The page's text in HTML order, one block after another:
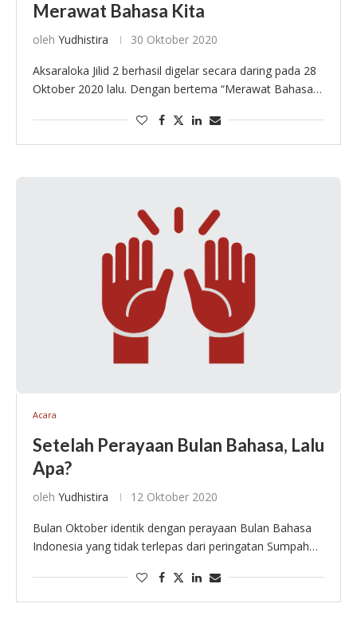
Merawat Bahasa Kita
oleh Yudhistira 30 Oktober 2020
Aksaraloka Jilid 2 berhasil digelar secara daring pada 28
Oktober 2020 lalu. Dengan bertema “Merawat Bahasa
Gelar Puisi, Gelar Wicara, Gelar Harap, …
Acara
Setelah Perayaan Bulan Bahasa, Lalu
Apa?
oleh Yudhistira 12 Oktober 2020
Bulan Oktober identik dengan perayaan Bulan Bahasa
Indonesia yang tidak terlepas dari peringatan Sumpah
Pelajar-Pelajar Indonesia (PPPI), Jong Java, Jong Jong
Sumatranen …